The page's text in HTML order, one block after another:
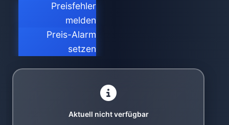
Preisfehler
melden
Preis-Alarm
setzen
Aktuell nicht verfügbar